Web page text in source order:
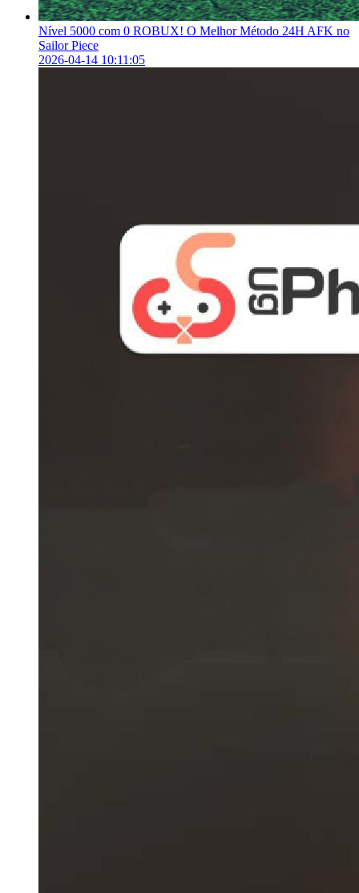
Nível 5000 com 0 ROBUX! O Melhor Método 24H AFK no
Sailor Piece
2026-04-14 10:11:05